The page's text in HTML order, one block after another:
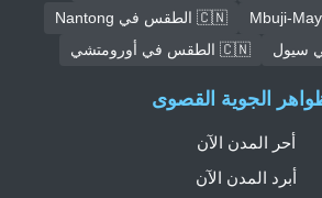
🇨🇳 الطقس في Nantong
🇨🇳 الطقس في أورومتشي
الجوية القصوى
أحر المدن الآن
أبرد المدن الآن